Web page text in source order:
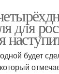
для
будет